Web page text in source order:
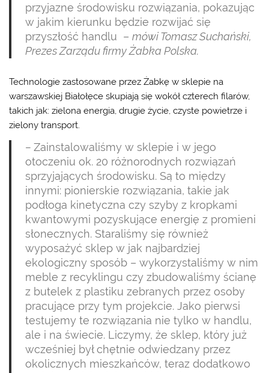
przyjazne środowisku rozwiązania, pokazując
w jakim kierunku będzie rozwijać się
przyszłość handlu – mówi Tomasz Suchański,
Prezes Zarządu firmy Żabka Polska.
Technologie zastosowane przez Żabkę w sklepie na
warszawskiej Białołęce skupiają się wokół czterech filarów,
takich jak: zielona energia, drugie życie, czyste powietrze i
zielony transport.
– Zainstalowaliśmy w sklepie i w jego
otoczeniu ok. 20 różnorodnych rozwiązań
sprzyjających środowisku. Są to między
innymi: pionierskie rozwiązania, takie jak
podłoga kinetyczna czy szyby z kropkami
kwantowymi pozyskujące energię z promieni
słonecznych. Staraliśmy się również
wyposażyć sklep w jak najbardziej
ekologiczny sposób – wykorzystaliśmy w nim
meble z recyklingu czy zbudowaliśmy ścianę
z butelek z plastiku zebranych przez osoby
pracujące przy tym projekcie. Jako pierwsi
testujemy te rozwiązania nie tylko w handlu,
ale i na świecie. Liczymy, że sklep, który już
wcześniej był chętnie odwiedzany przez
okolicznych mieszkańców, teraz dodatkowo